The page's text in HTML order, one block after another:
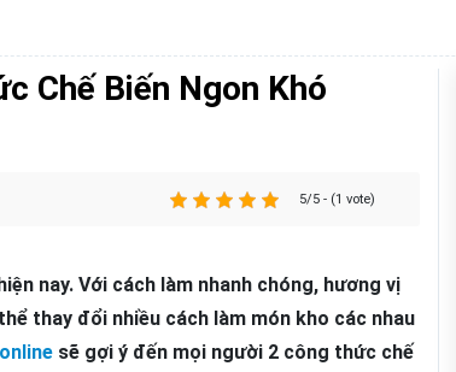
Chế Biến Ngon Khó
5/5 - (1 vote)
nay. Với cách làm nhanh chóng, hương vị
thay đổi nhiều cách làm món kho các nhau
sẽ gợi ý đến mọi người 2 công thức chế